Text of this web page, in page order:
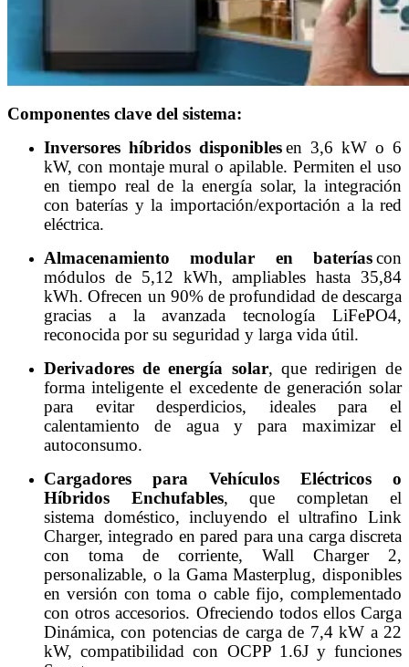
Componentes clave del sistema:
Inversores híbridos disponiblesen 3,6 kW o 6
kW, con montaje mural o apilable. Permiten el uso
en tiempo real de la energía solar, la integración
con baterías y la importación/exportación a la red
eléctrica.
Almacenamiento modular en bateríascon
módulos de 5,12 kWh, ampliables hasta 35,84
kWh. Ofrecen un 90% de profundidad de descarga
gracias a la avanzada tecnología LiFePO4,
reconocida por su seguridad y larga vida útil.
Derivadores de energía solar, que redirigen de
forma inteligente el excedente de generación solar
para evitar desperdicios, ideales para el
calentamiento de agua y para maximizar el
autoconsumo.
Cargadores para Vehículos Eléctricos o
Híbridos Enchufables, que completan el
sistema doméstico, incluyendo el ultrafino Link
Charger, integrado en pared para una carga discreta
con toma de corriente, Wall Charger 2,
personalizable, o la Gama Masterplug, disponibles
en versión con toma o cable fijo, complementado
con otros accesorios. Ofreciendo todos ellos Carga
Dinámica, con potencias de carga de 7,4 kW a 22
kW, compatibilidad con OCPP 1.6J y funciones